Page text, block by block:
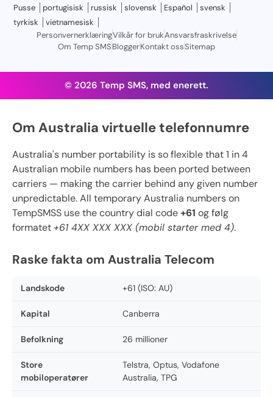
Pusse
portugisisk russisk slovensk Español
svensk
tyrkisk
vietnamesisk
PersonvernerklæringVilkår for brukAnsvarsfraskrivelse
Om Temp SMSBloggerKontakt ossSitemap
© 2026 Temp SMS, med enerett.
Om Australia virtuelle telefonnumre
Australia's number portability is so flexible that 1 in 4
Australian mobile numbers has been ported between
carriers — making the carrier behind any given number
unpredictable. All temporary Australia numbers on
TempSMSS use the country dial code+61 og følg
formatet+61 4XX XXX XXX (mobil starter med 4).
Raske fakta om Australia Telecom
Landskode +61 (ISO: AU)
Kapital Canberra
Befolkning 26 millioner
Store
mobiloperatører
Telstra, Optus, Vodafone
Australia, TPG